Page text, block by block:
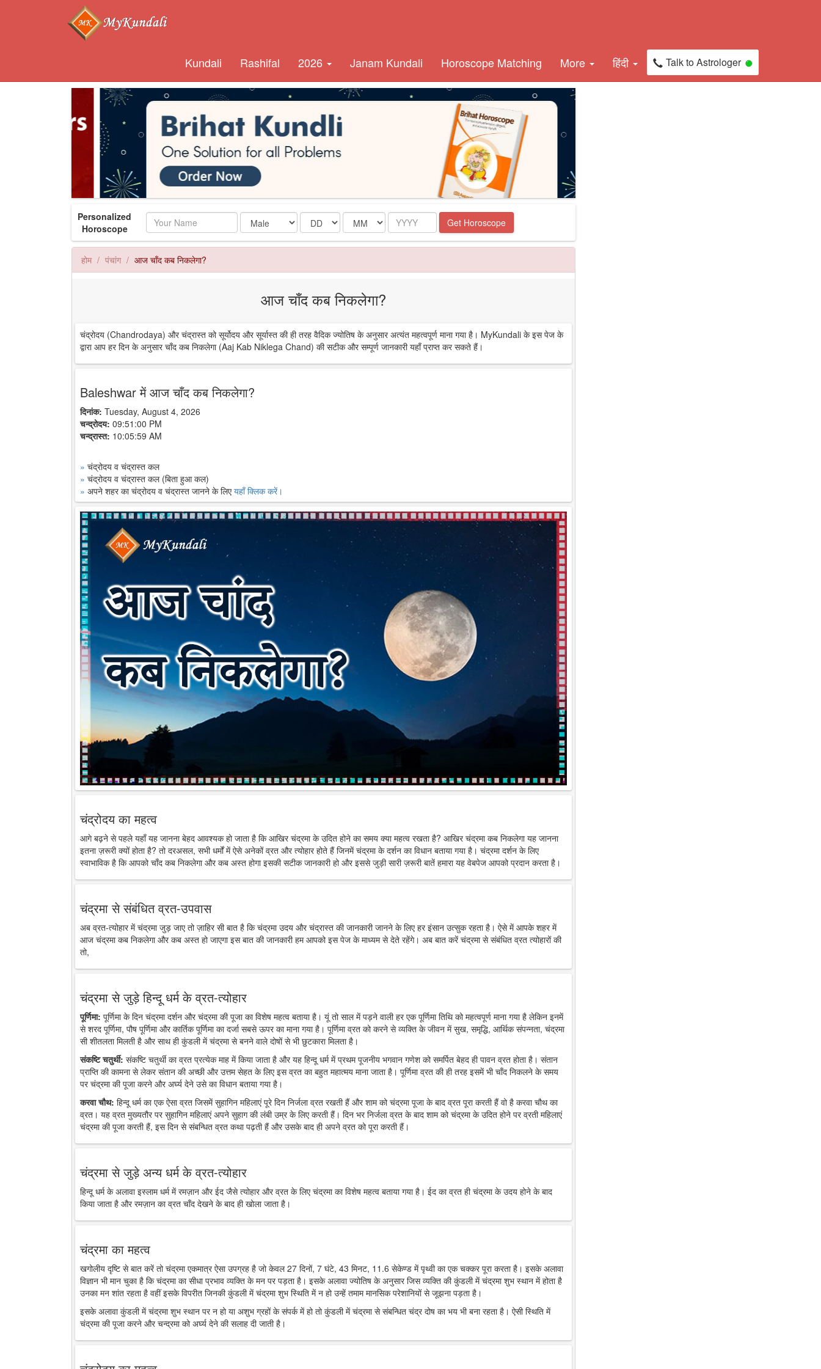
Kundali Rashifal 2026 Janam Kundali Horoscope Matching More हिंदी Talk to Astrologer
Personalized
Horoscope
Name Date Month Year Get Horoscope
होम पंचांग आज चाँद कब निकलेगा?
आज चाँद कब निकलेगा?
चंद्रोदय (Chandrodaya) और चंद्रास्त को सूर्योदय और सूर्यास्त की ही तरह वैदिक ज्योतिष के अनुसार अत्यंत महत्वपूर्ण माना गया है। MyKundali के इस पेज के
द्वारा आप हर दिन के अनुसार चाँद कब निकलेगा (Aaj Kab Niklega Chand) की सटीक और सम्पूर्ण जानकारी यहाँ प्राप्त कर सकते हैं।
Baleshwar में आज चाँद कब निकलेगा?
दिनांक: Tuesday, August 4, 2026
चन्द्रोदय: 09:51:00 PM
चन्द्रास्त: 10:05:59 AM
» चंद्रोदय व चंद्रास्त कल
» चंद्रोदय व चंद्रास्त कल (बिता हुआ कल)
» अपने शहर का चंद्रोदय व चंद्रास्त जानने के लिएयहाँ क्लिक करें।
चंद्रोदय का महत्व
आगे बढ़ने से पहले यहाँ यह जानना बेहद आवश्यक हो जाता है कि आखिर चंद्रमा के उदित होने का समय क्या महत्व रखता है? आखिर चंद्रमा कब निकलेगा यह जानना
इतना ज़रूरी क्यों होता है? तो दरअसल, सभी धर्मों में ऐसे अनेकों व्रत और त्योहार होते हैं जिनमें चंद्रमा के दर्शन का विधान बताया गया है। चंद्रमा दर्शन के लिए
स्वाभाविक है कि आपको चाँद कब निकलेगा और कब अस्त होगा इसकी सटीक जानकारी हो और इससे जुड़ी सारी ज़रूरी बातें हमारा यह वेबपेज आपको प्रदान करता है।
चंद्रमा से संबंधित व्रत-उपवास
अब व्रत-त्योहार में चंद्रमा जुड़ जाए तो ज़ाहिर सी बात है कि चंद्रमा उदय और चंद्रास्त की जानकारी जानने के लिए हर इंसान उत्सुक रहता है। ऐसे में आपके शहर में
आज चंद्रमा कब निकलेगा और कब अस्त हो जाएगा इस बात की जानकारी हम आपको इस पेज के माध्यम से देते रहेंगे। अब बात करें चंद्रमा से संबंधित व्रत त्योहारों की
तो,
चंद्रमा से जुड़े हिन्दू धर्म के व्रत-त्योहार
पूर्णिमा: पूर्णिमा के दिन चंद्रमा दर्शन और चंद्रमा की पूजा का विशेष महत्व बताया है। यूं तो साल में पड़ने वाली हर एक पूर्णिमा तिथि को महत्वपूर्ण माना गया है लेकिन इनमें
से शरद पूर्णिमा, पौष पूर्णिमा और कार्तिक पूर्णिमा का दर्जा सबसे ऊपर का माना गया है। पूर्णिमा व्रत को करने से व्यक्ति के जीवन में सुख, समृद्धि, आर्थिक संपन्नता, चंद्रमा
सी शीतलता मिलती है और साथ ही कुंडली में चंद्रमा से बनने वाले दोषों से भी छुटकारा मिलता है।
संकष्टि चतुर्थी: संकष्टि चतुर्थी का व्रत प्रत्येक माह में किया जाता है और यह हिन्दू धर्म में प्रथम पूजनीय भगवान गणेश को समर्पित बेहद ही पावन व्रत होता है। संतान
प्राप्ति की कामना से लेकर संतान की अच्छी और उत्तम सेहत के लिए इस व्रत का बहुत महात्मय माना जाता है। पूर्णिमा व्रत की ही तरह इसमें भी चाँद निकलने के समय
पर चंद्रमा की पूजा करने और अर्घ्य देने उसे का विधान बताया गया है।
करवा चौथ: हिन्दू धर्म का एक ऐसा व्रत जिसमें सुहागिन महिलाएं पूरे दिन निर्जला व्रत रखती हैं और शाम को चंद्रमा पूजा के बाद व्रत पूरा करती हैं वो है करवा चौथ का
व्रत। यह व्रत मुख्यतौर पर सुहागिन महिलाएं अपने सुहाग की लंबी उम्र के लिए करती हैं। दिन भर निर्जला व्रत के बाद शाम को चंद्रमा के उदित होने पर व्रती महिलाएं
चंद्रमा की पूजा करती हैं, इस दिन से संबन्धित व्रत कथा पढ़ती हैं और उसके बाद ही अपने व्रत को पूरा करती हैं।
चंद्रमा से जुड़े अन्य धर्म के व्रत-त्योहार
हिन्दू धर्म के अलावा इस्लाम धर्म में रमज़ान और ईद जैसे त्योहार और व्रत के लिए चंद्रमा का विशेष महत्व बताया गया है। ईद का व्रत ही चंद्रमा के उदय होने के बाद
किया जाता है और रमज़ान का व्रत चाँद देखने के बाद ही खोला जाता है।
चंद्रमा का महत्व
खगोलीय दृष्टि से बात करें तो चंद्रमा एकमात्र ऐसा उपग्रह है जो केवल 27 दिनों, 7 घंटे, 43 मिनट, 11.6 सेकेण्ड में पृथ्वी का एक चक्कर पूरा करता है। इसके अलावा
विज्ञान भी मान चुका है कि चंद्रमा का सीधा प्रभाव व्यक्ति के मन पर पड़ता है। इसके अलावा ज्योतिष के अनुसार जिस व्यक्ति की कुंडली में चंद्रमा शुभ स्थान में होता है
उनका मन शांत रहता है वहीं इसके विपरीत जिनकी कुंडली में चंद्रमा शुभ स्थिति में न हो उन्हें तमाम मानसिक परेशानियों से जूझना पड़ता है।
इसके अलावा कुंडली में चंद्रमा शुभ स्थान पर न हो या अशुभ ग्रहों के संपर्क में हो तो कुंडली में चंद्रमा से संबन्धित चंद्र दोष का भय भी बना रहता है। ऐसी स्थिति में
चंद्रमा की पूजा करने और चन्द्रमा को अर्घ्य देने की सलाह दी जाती है।